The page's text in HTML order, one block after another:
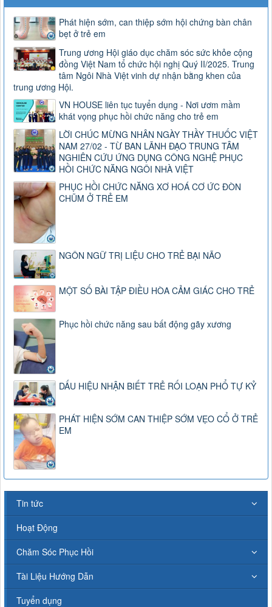
Phát hiện sớm, can thiệp sớm hội chứng bàn chân
bẹt ở trẻ em
Trung ương Hội giáo dục chăm sóc sức khỏe cộng
đồng Việt Nam tổ chức hội nghị Quý II/2025. Trung
tâm Ngôi Nhà Việt vinh dự nhận bằng khen của
trung ương Hội.
VN HOUSE liên tục tuyển dụng - Nơi ươm mầm
khát vọng phục hồi chức năng cho trẻ em
LỜI CHÚC MỪNG NHÂN NGÀY THẦY THUỐC VIỆT
NAM 27/02 - TỪ BAN LÃNH ĐẠO TRUNG TÂM
NGHIÊN CỨU ỨNG DỤNG CÔNG NGHỆ PHỤC
HỒI CHỨC NĂNG NGÔI NHÀ VIỆT
PHỤC HỒI CHỨC NĂNG XƠ HOÁ CƠ ỨC ĐÒN
CHŨM Ở TRẺ EM
NGÔN NGỮ TRỊ LIỆU CHO TRẺ BẠI NÃO
MỘT SỐ BÀI TẬP ĐIỀU HÒA CẢM GIÁC CHO TRẺ
Phục hồi chức năng sau bất động gãy xương
DẤU HIỆU NHẬN BIẾT TRẺ RỐI LOẠN PHỔ TỰ KỶ
PHÁT HIỆN SỚM CAN THIỆP SỚM VẸO CỔ Ở TRẺ
EM
Tin tức
Hoạt Động
Chăm Sóc Phục Hồi
Tài Liệu Hướng Dẫn
Tuyển dụng